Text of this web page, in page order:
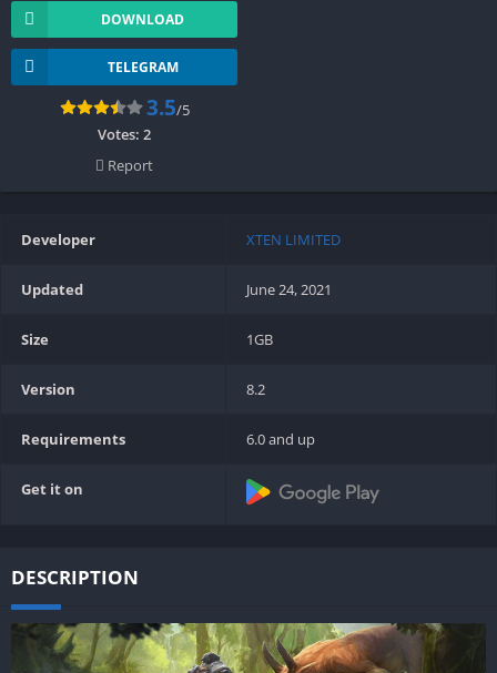
DOWNLOAD
TELEGRAM
3.5/5
Votes: 2
Report
Developer XTEN LIMITED
Updated June 24, 2021
Size 1GB
Version 8.2
Requirements 6.0 and up
Get it on
DESCRIPTION